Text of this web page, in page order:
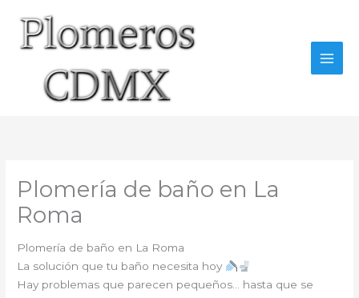
contenido
Plomería de baño en La
Roma
Plomería de baño en La Roma
La solución que tu baño necesita hoy
Hay problemas que parecen pequeños… hasta que se